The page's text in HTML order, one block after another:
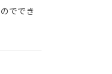
ででき